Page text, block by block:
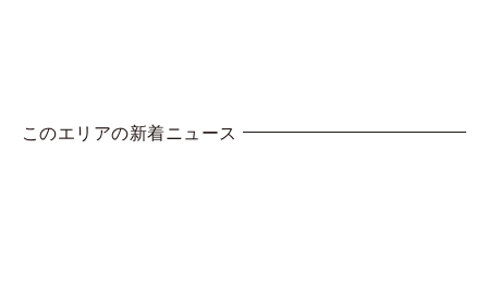
このエリアの新着ニュース